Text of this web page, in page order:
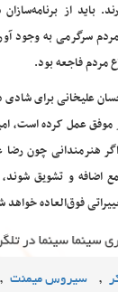
باید از
سرگرمی به وجود
مردم فاجعه بود.
احسان علیخانی برای
موفق عمل کرده است،
هنرمندانی چون رضا
اضافه و تشویق
فوق‌العاده خواهد
, سیروس میمنت ,